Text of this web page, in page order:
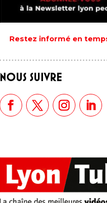
Restez informé en
NOUS SUIVRE